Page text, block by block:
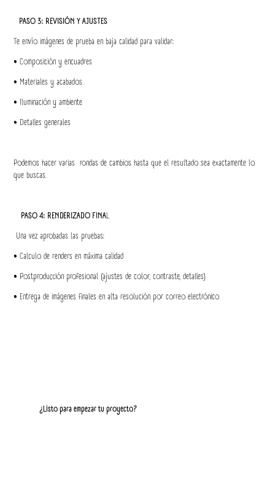
PASO 3: REVISIÓN Y AJUSTES
Te envío imágenes de prueba en baja calidad para validar:
• Composición y encuadres
• Materiales y acabados
• Iluminación y ambiente
• Detalles generales
Podemos hacer varias rondas de cambios hasta que el resultado sea exactamente lo
que buscas.
PASO 4: RENDERIZADO FINAL
Una vez aprobadas las pruebas:
• Calculo de renders en máxima calidad
• Postproducción profesional (ajustes de color, contraste, detalles)
• Entrega de imágenes finales en alta resolución por correo electrónico
¿Listo para empezar tu proyecto?